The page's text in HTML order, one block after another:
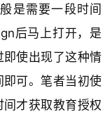
是需要一段时间
后马上打开，是
使出现了这种情
可。笔者当初使
才获取教育授权